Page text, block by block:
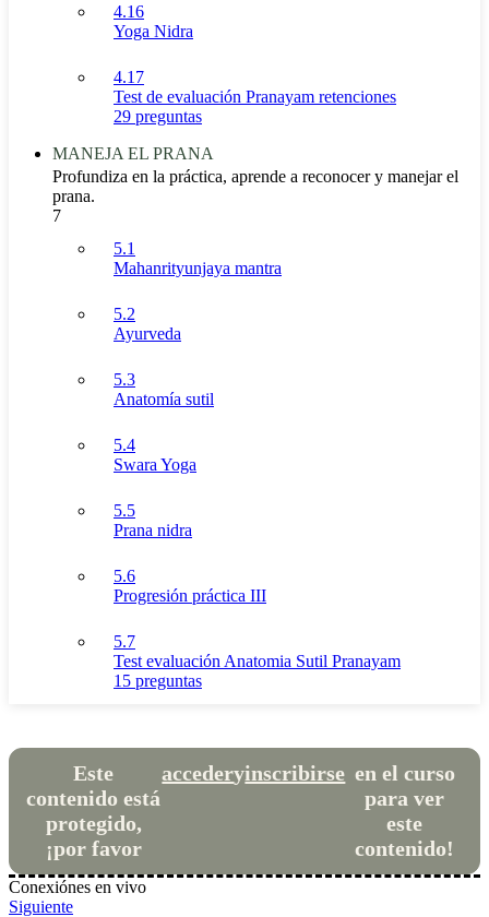
4.16
Yoga Nidra
4.17
Test de evaluación Pranayam retenciones
29 preguntas
MANEJA EL PRANA
Profundiza en la práctica, aprende a reconocer y manejar el
prana.
7
5.1
Mahanrityunjaya mantra
5.2
Ayurveda
5.3
Anatomía sutil
5.4
Swara Yoga
5.5
Prana nidra
5.6
Progresión práctica III
5.7
Test evaluación Anatomia Sutil Pranayam
15 preguntas
Este
contenido está
protegido,
¡por favor
accederyinscribirse en el curso
para ver
este
contenido!
Conexiónes en vivo
Siguiente